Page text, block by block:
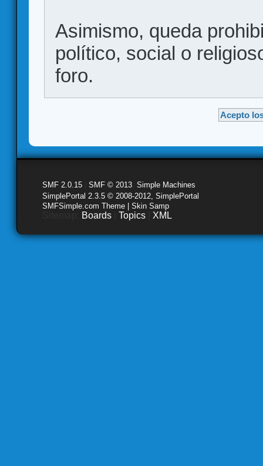
Asimismo, queda
político, social o
foro.
SMF 2.0.15 SMF © 2013 Simple Machines
SimplePortal 2.3.5 © 2008-2012, SimplePortal
SMFSimple.com Theme | Skin Samp
Boards Topics XML